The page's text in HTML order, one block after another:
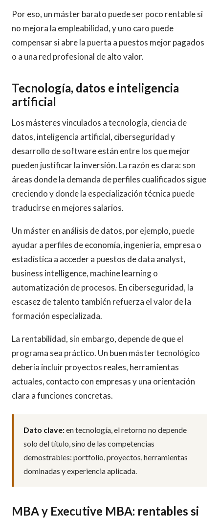
Por eso, un máster barato puede ser poco rentable si
no mejora la empleabilidad, y uno caro puede
compensar si abre la puerta a puestos mejor pagados
o a una red profesional de alto valor.
Tecnología, datos e inteligencia
artificial
Los másteres vinculados a tecnología, ciencia de
datos, inteligencia artificial, ciberseguridad y
desarrollo de software están entre los que mejor
pueden justificar la inversión. La razón es clara: son
áreas donde la demanda de perfiles cualificados sigue
creciendo y donde la especialización técnica puede
traducirse en mejores salarios.
Un máster en análisis de datos, por ejemplo, puede
ayudar a perfiles de economía, ingeniería, empresa o
estadística a acceder a puestos de data analyst,
business intelligence, machine learning o
automatización de procesos. En ciberseguridad, la
escasez de talento también refuerza el valor de la
formación especializada.
La rentabilidad, sin embargo, depende de que el
programa sea práctico. Un buen máster tecnológico
debería incluir proyectos reales, herramientas
actuales, contacto con empresas y una orientación
clara a funciones concretas.
Dato clave:en tecnología, el retorno no depende
solo del título, sino de las competencias
demostrables: portfolio, proyectos, herramientas
dominadas y experiencia aplicada.
MBA y Executive MBA: rentables si